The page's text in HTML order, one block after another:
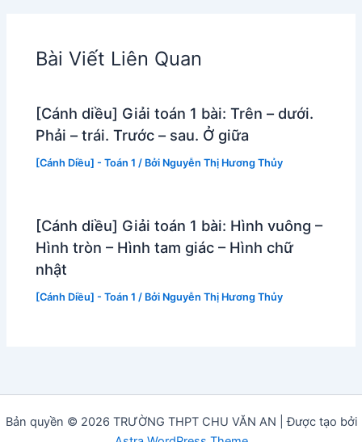
Bài Viết Liên Quan
[Cánh diều] Giải toán 1 bài: Trên – dưới.
Phải – trái. Trước – sau. Ở giữa
[Cánh Diều] - Toán 1 / Bởi Nguyễn Thị Hương Thủy
[Cánh diều] Giải toán 1 bài: Hình vuông –
Hình tròn – Hình tam giác – Hình chữ
nhật
[Cánh Diều] - Toán 1 / Bởi Nguyễn Thị Hương Thủy
Bản quyền © 2026 TRƯỜNG THPT CHU VĂN AN | Được tạo bởi